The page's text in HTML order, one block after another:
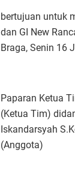
bertujuan untuk
dan GI New
Braga, Senin 16
Paparan Ketua
(Ketua Tim)
Iskandarsyah
(Anggota)